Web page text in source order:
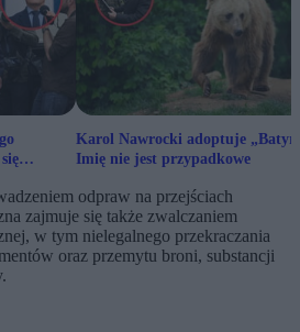
Karol Nawrocki adoptuje
Imię nie jest przypadkowe
odpraw na przejściach
zajmuje się także zwalczaniem
w tym nielegalnego przekraczania
oraz przemytu broni, substancji